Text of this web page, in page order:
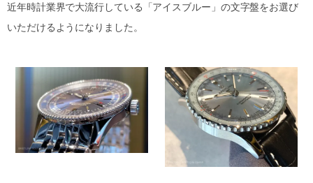
近年時計業界で大流行している「アイスブルー」の文字盤をお選び
いただけるようになりました。